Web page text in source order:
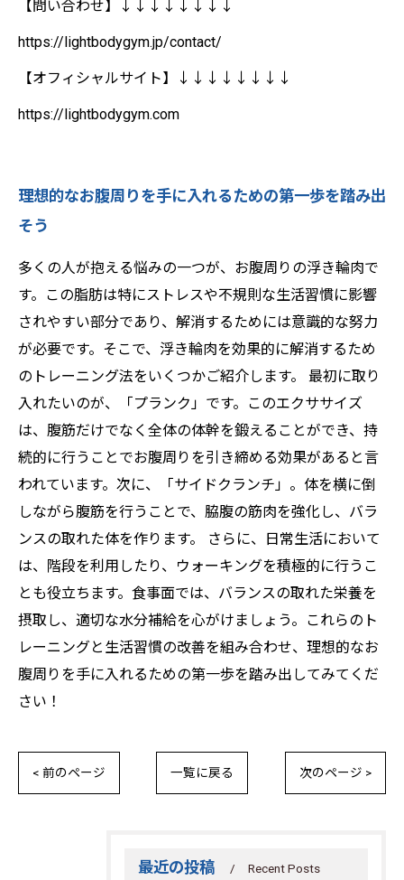
【問い合わせ】↓↓↓↓↓↓↓↓
https://lightbodygym.jp/contact/
【オフィシャルサイト】↓↓↓↓↓↓↓↓
https://lightbodygym.com
理想的なお腹周りを手に入れるための第一歩を踏み出
そう
多くの人が抱える悩みの一つが、お腹周りの浮き輪肉で
す。この脂肪は特にストレスや不規則な生活習慣に影響
されやすい部分であり、解消するためには意識的な努力
が必要です。そこで、浮き輪肉を効果的に解消するため
のトレーニング法をいくつかご紹介します。 最初に取り
入れたいのが、「プランク」です。このエクササイズ
は、腹筋だけでなく全体の体幹を鍛えることができ、持
続的に行うことでお腹周りを引き締める効果があると言
われています。次に、「サイドクランチ」。体を横に倒
しながら腹筋を行うことで、脇腹の筋肉を強化し、バラ
ンスの取れた体を作ります。 さらに、日常生活において
は、階段を利用したり、ウォーキングを積極的に行うこ
とも役立ちます。食事面では、バランスの取れた栄養を
摂取し、適切な水分補給を心がけましょう。これらのト
レーニングと生活習慣の改善を組み合わせ、理想的なお
腹周りを手に入れるための第一歩を踏み出してみてくだ
さい！
< 前のページ 一覧に戻る 次のページ >
最近の投稿 Recent Posts